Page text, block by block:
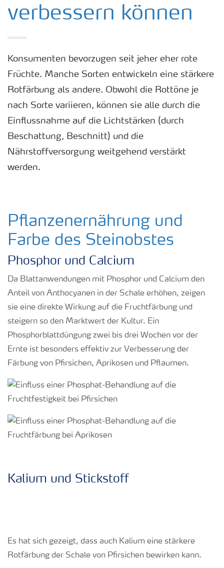
Tools & Services
Medien
verbessern können
Konsumenten bevorzugen seit jeher eher rote
Früchte. Manche Sorten entwickeln eine stärkere
Rotfärbung als andere. Obwohl die Rottöne je
nach Sorte variieren, können sie alle durch die
Einflussnahme auf die Lichtstärken (durch
Beschattung, Beschnitt) und die
Nährstoffversorgung weitgehend verstärkt
werden.
Pflanzenernährung und
Farbe des Steinobstes
Phosphor und Calcium
Da Blattanwendungen mit Phosphor und Calcium den
Anteil von Anthocyanen in der Schale erhöhen, zeigen
sie eine direkte Wirkung auf die Fruchtfärbung und
steigern so den Marktwert der Kultur. Ein
Phosphorblattdüngung zwei bis drei Wochen vor der
Ernte ist besonders effektiv zur Verbesserung der
Färbung von Pfirsichen, Aprikosen und Pflaumen.
Kalium und Stickstoff
Es hat sich gezeigt, dass auch Kalium eine stärkere
Rotfärbung der Schale von Pfirsichen bewirken kann.